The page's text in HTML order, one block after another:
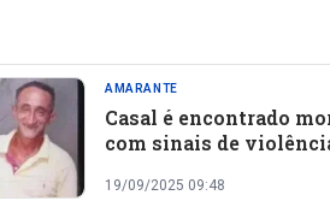
AMARANTE
Casal é encontrado
com sinais de
19/09/2025 09:48